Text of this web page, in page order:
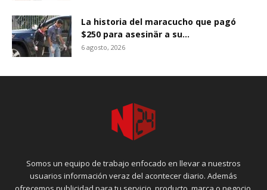
La historia del maracucho que pagó
$250 para asesinär a su...
6 agosto, 2026
Somos un equipo de trabajo enfocado en llevar a nuestros
usuarios información veraz del acontecer diario. Además